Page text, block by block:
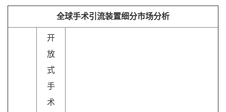
全球手术引流装置细分市场分析
开
放
式
手
术